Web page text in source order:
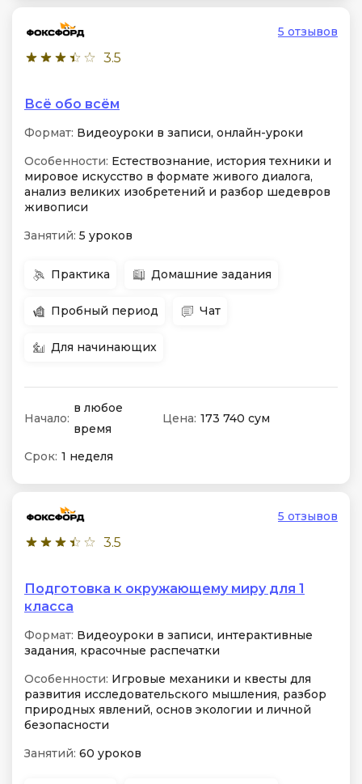
3.5
5 отзывов
Всё обо всём
Формат: Видеоуроки в записи, онлайн-уроки
Особенности: Естествознание, история техники и
мировое искусство в формате живого диалога,
анализ великих изобретений и разбор шедевров
живописи
Занятий: 5 уроков
Практика Домашние задания
Пробный период Чат
Для начинающих
Начало:
в любое
время
Цена: 173 740 сум
Срок: 1 неделя
3.5
5 отзывов
Подготовка к окружающему миру для 1
класса
Формат: Видеоуроки в записи, интерактивные
задания, красочные распечатки
Особенности: Игровые механики и квесты для
развития исследовательского мышления, разбор
природных явлений, основ экологии и личной
безопасности
Занятий: 60 уроков